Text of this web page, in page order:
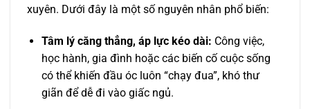
xuyên. Dưới đây là một số nguyên nhân phổ biến:
Tâm lý căng thẳng, áp lực kéo dài: Công việc,
học hành, gia đình hoặc các biến cố cuộc sống
có thể khiến đầu óc luôn “chạy đua”, khó thư
giãn để dễ đi vào giấc ngủ.